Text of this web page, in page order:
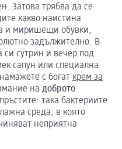
Затова трябва да се
какво наистина
и миришещи обувки,
задължително. В
си сутрин и вечер под
сапун или специална
с богат крем за
на доброто
така бактериите
среда, в която
неприятна